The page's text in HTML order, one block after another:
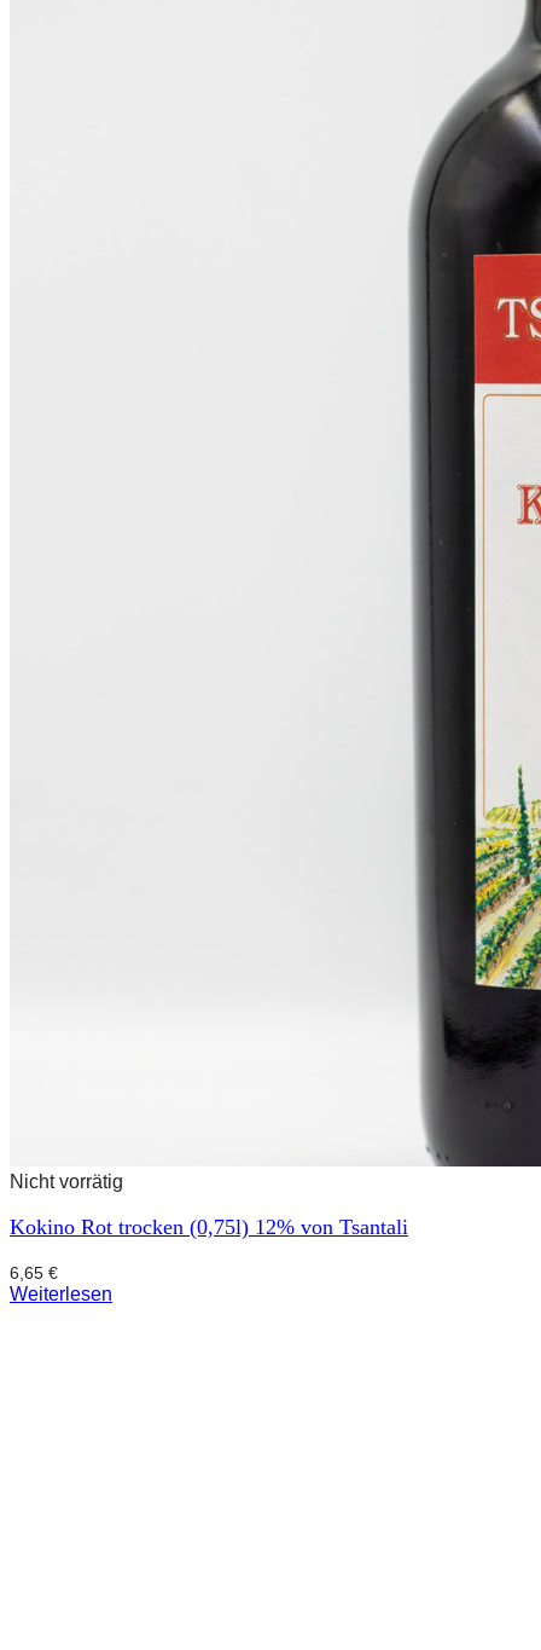
Nicht vorrätig
Kokino Rot trocken (0,75l) 12% von Tsantali
6,65 €
Weiterlesen